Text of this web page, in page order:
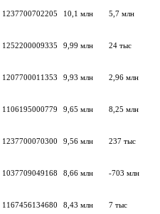
1237700702205 10,1 млн 5,7 млн
1252200009335 9,99 млн 24 тыс
1207700011353 9,93 млн 2,96 млн
1106195000779 9,65 млн 8,25 млн
1237700070300 9,56 млн 237 тыс
1037709049168 8,66 млн -703 млн
1167456134680 8,43 млн 7 тыс